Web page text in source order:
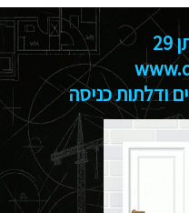
ודלתות כניסה